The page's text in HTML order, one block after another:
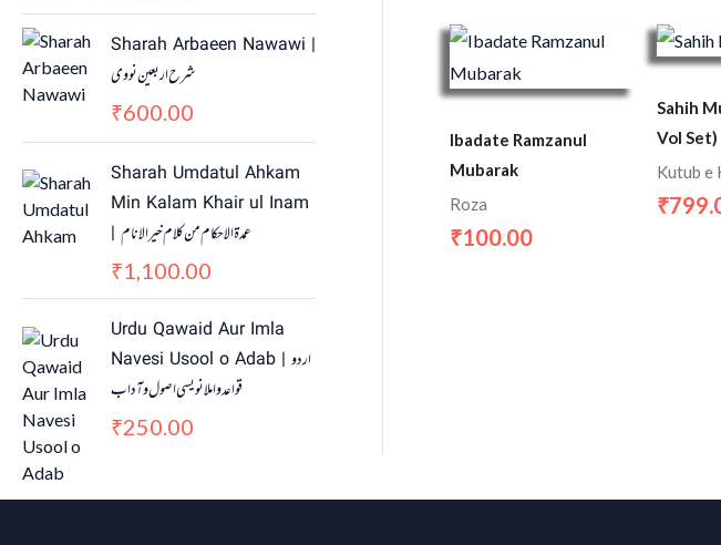
Sharah Arbaeen Nawawi |
شرح اربعین نووی
₹600.00
Sharah Umdatul Ahkam
Min Kalam Khair ul Inam
| عمدۃ الاحکام من کلام خیر الانام
₹1,100.00
Urdu Qawaid Aur Imla
Navesi Usool o Adab | اردو
قواعد و املا نویسی اصول و آداب
₹250.00
Ibadate Ramzanul
Mubarak
Roza
₹100.00
Sahih
Vol Set)
Kutub e
₹